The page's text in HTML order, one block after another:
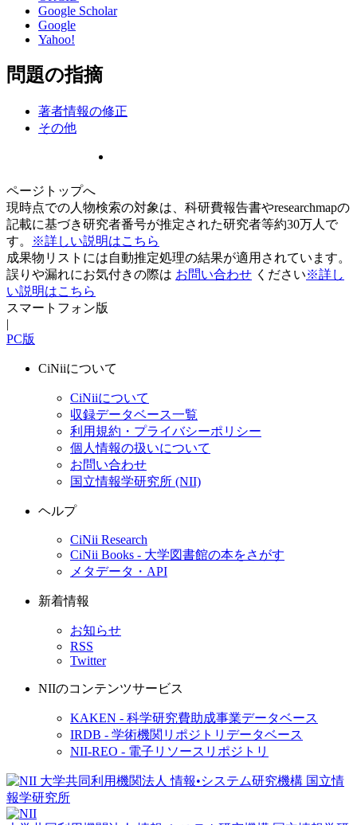
Google Scholar
Google
Yahoo!
問題の指摘
著者情報の修正
その他
ページトップへ
現時点での人物検索の対象は、科研費報告書やresearchmapの
記載に基づき研究者番号が推定された研究者等約30万人で
す。
※詳しい説明はこちら
成果物リストには自動推定処理の結果が適用されています。
誤りや漏れにお気付きの際は お問い合わせ ください※詳し
い説明はこちら
スマートフォン版
|
PC版
CiNiiについて
CiNiiについて
収録データベース一覧
利用規約・プライバシーポリシー
個人情報の扱いについて
お問い合わせ
国立情報学研究所 (NII)
ヘルプ
CiNii Research
CiNii Books - 大学図書館の本をさがす
メタデータ・API
新着情報
お知らせ
RSS
Twitter
NIIのコンテンツサービス
KAKEN - 科学研究費助成事業データベース
IRDB - 学術機関リポジトリデータベース
NII-REO - 電子リソースリポジトリ